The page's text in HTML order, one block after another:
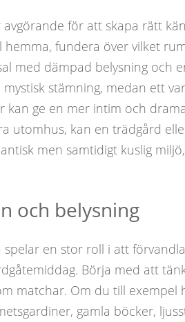
avgörande för att skapa rätt
hemma, fundera över vilket
med dämpad belysning och
stämning, medan ett
kan ge en mer intim och
utomhus, kan en trädgård
men samtidigt kuslig
och belysning
en stor roll i att
Börja med att
matchar. Om du till exempel
gamla böcker,